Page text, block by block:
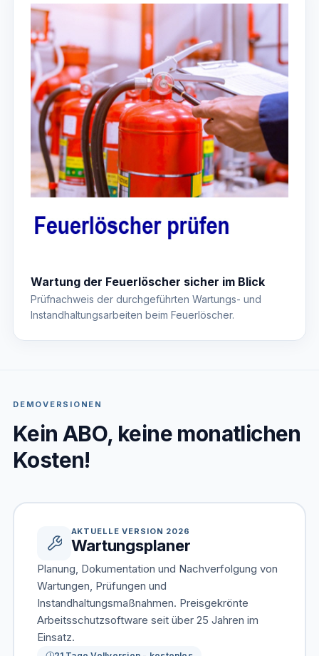
Wartung der Feuerlöscher sicher im Blick
Prüfnachweis der durchgeführten Wartungs- und
Instandhaltungsarbeiten beim Feuerlöscher.
DEMOVERSIONEN
Kein ABO, keine monatlichen
Kosten!
AKTUELLE VERSION 2026
Wartungsplaner
Planung, Dokumentation und Nachverfolgung von
Wartungen, Prüfungen und
Instandhaltungsmaßnahmen. Preisgekrönte
Arbeitsschutzsoftware seit über 25 Jahren im
Einsatz.